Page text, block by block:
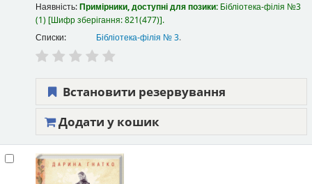
Наявність:Примірники, доступні для позики: Бібліотека-філія №3
(1) Шифр зберігання:821(477) .
Списки:
Бібліотека-філія № 3.
Встановити резервування
Додати у кошик